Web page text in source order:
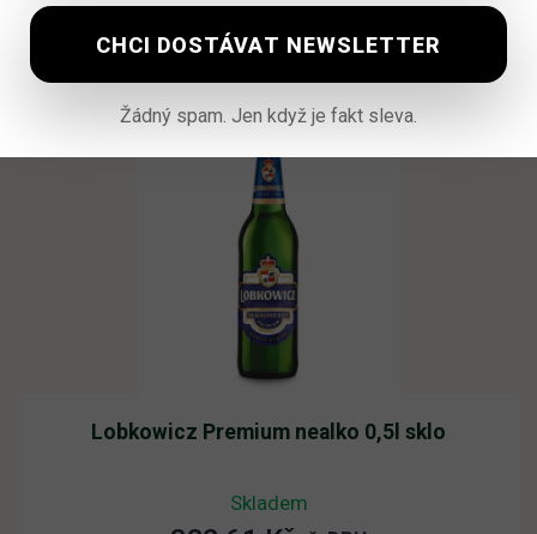
Lobkowicz Premium nealko 0,5l sklo
Skladem
Žádný spam. Jen když je fakt sleva.